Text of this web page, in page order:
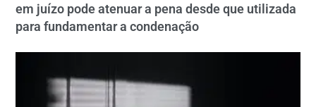
em juízo pode atenuar a pena desde que utilizada
para fundamentar a condenação